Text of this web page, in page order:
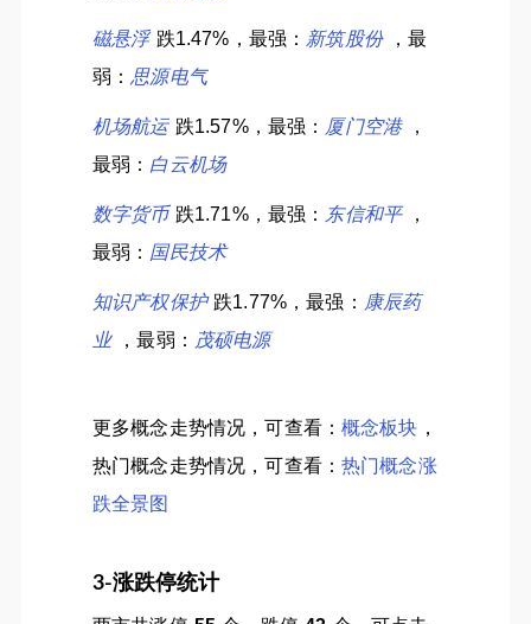
磁悬浮 跌1.47%，最强： 新筑股份
，最
弱： 思源电气
机场航运 跌1.57%，最强： 厦门空港
，
最弱： 白云机场
数字货币 跌1.71%，最强： 东信和平
，
最弱： 国民技术
知识产权保护 跌1.77%，最强： 康辰药
业
，最弱： 茂硕电源
更多概念走势情况，可查看：概念板块 ，
热门概念走势情况，可查看：热门概念涨
跌全景图
3-涨跌停统计